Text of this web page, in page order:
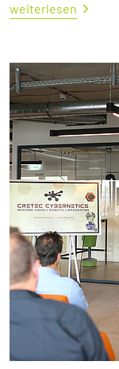
weiterlesen